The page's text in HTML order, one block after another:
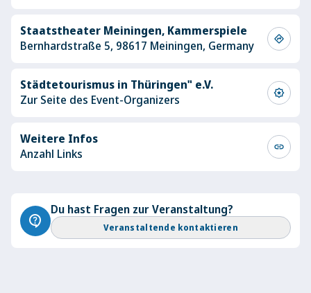
Staatstheater Meiningen, Kammerspiele
Bernhardstraße 5, 98617 Meiningen, Germany
directions
Städtetourismus in Thüringen" e.V.
Zur Seite des Event-Organizers
award_star
Weitere Infos
Anzahl Links
link
contact_support
Du hast Fragen zur Veranstaltung?
Veranstaltende kontaktieren